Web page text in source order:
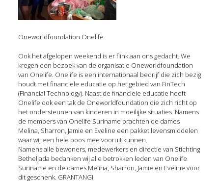
Oneworldfoundation Onelife
Ook het afgelopen weekend is er flink aan ons gedacht. We
kregen een bezoek van de organisatie Oneworldfoundation
van Onelife. Onelife is een internationaal bedrijf die zich bezig
houdt met financiele educatie op het gebied van FinTech
(Financial Technology). Naast de financiele educatie heeft
Onelife ook een tak de Oneworldfoundation die zich richt op
het ondersteunen van kinderen in moeilijke situaties. Namens
de members van Onelife Suriname brachten de dames
Melina, Sharron, Jamie en Eveline een pakket levensmiddelen
waar wij een hele poos mee vooruit kunnen.
Namens alle bewoners, medewerkers en directie van Stichting
Betheljada bedanken wij alle betrokken leden van Onelife
Suriname en de dames Melina, Sharron, Jamie en Eveline voor
dit geschenk. GRANTANGI.